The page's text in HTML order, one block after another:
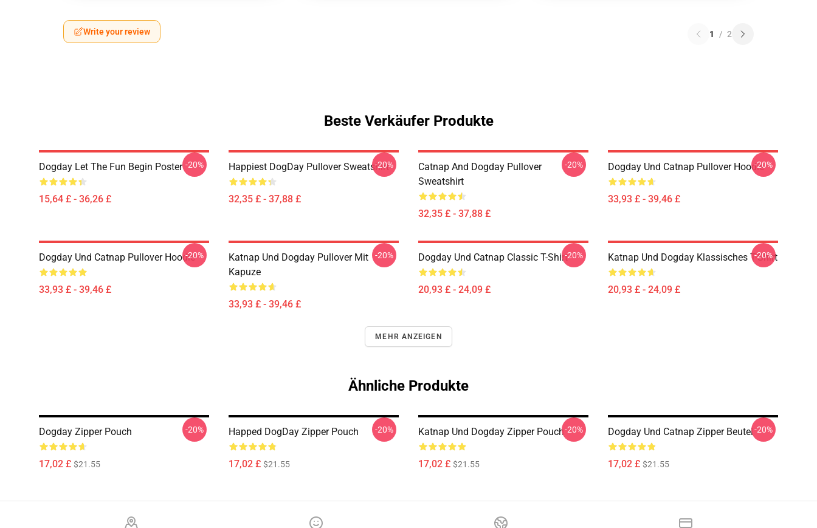
Write your review 1 / 2
Beste Verkäufer Produkte
Dogday Let The Fun Begin Poster
15,64 £ - 36,26 £
-20% Happiest DogDay Pullover Sweatshirt
32,35 £ - 37,88 £
-20%
Catnap And Dogday Pullover
Sweatshirt
32,35 £ - 37,88 £
-20% Dogday Und Catnap Pullover Hoodie
33,93 £ - 39,46 £
-20%
Dogday Und Catnap Pullover Hoodie
33,93 £ - 39,46 £
-20%
Katnap Und Dogday Pullover Mit
Kapuze
33,93 £ - 39,46 £
-20% Dogday Und Catnap Classic T-Shirt
20,93 £ - 24,09 £
-20% Katnap Und Dogday Klassisches T-Shirt
20,93 £ - 24,09 £
-20%
MEHR ANZEIGEN
Ähnliche Produkte
Dogday Zipper Pouch
17,02 £ $21.55
-20% Happed DogDay Zipper Pouch
17,02 £ $21.55
-20% Katnap Und Dogday Zipper Pouch
17,02 £ $21.55
-20% Dogday Und Catnap Zipper Beutel
17,02 £ $21.55
-20%